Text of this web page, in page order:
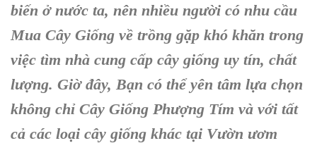
biến ở nước ta, nên nhiều người có nhu cầu
Mua Cây Giống về trồng gặp khó khăn trong
việc tìm nhà cung cấp cây giống uy tín, chất
lượng. Giờ đây, Bạn có thể yên tâm lựa chọn
không chỉ Cây Giống Phượng Tím và với tất
cả các loại cây giống khác tại Vườn ươm